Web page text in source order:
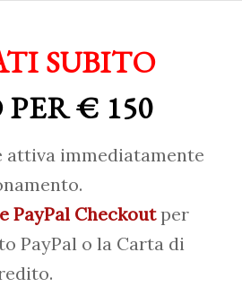
SUBITO
€ 150
attiva immediatamente
PayPal Checkoutper
PayPal o la Carta di